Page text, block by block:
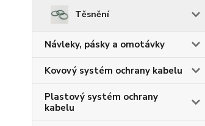
Těsnění
Návleky, pásky a omotávky
Kovový systém ochrany kabelu
Plastový systém ochrany
kabelu